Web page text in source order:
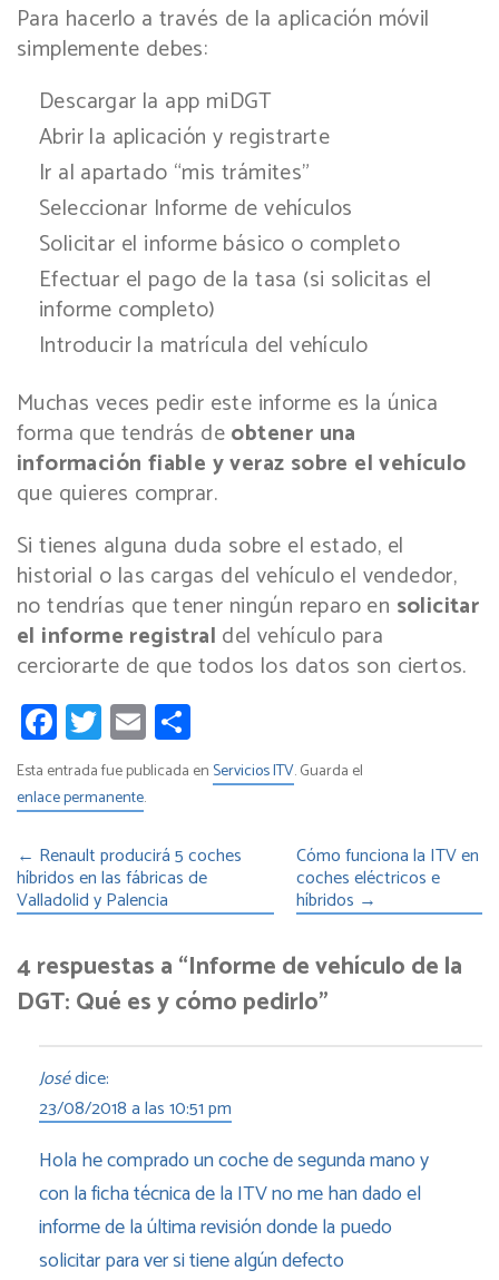
Para hacerlo a través de la aplicación móvil
simplemente debes:
Descargar la app miDGT
Abrir la aplicación y registrarte
Ir al apartado “mis trámites”
Seleccionar Informe de vehículos
Solicitar el informe básico o completo
Efectuar el pago de la tasa (si solicitas el
informe completo)
Introducir la matrícula del vehículo
Muchas veces pedir este informe es la única
forma que tendrás deobtener una
información fiable y veraz sobre el vehículo
que quieres comprar.
Si tienes alguna duda sobre el estado, el
historial o las cargas del vehículo el vendedor,
no tendrías que tener ningún reparo en solicitar
el informe registral del vehículo para
cerciorarte de que todos los datos son ciertos.
Facebook
Twitter
Email
Esta entrada fue publicada enServicios ITV. Guarda el
enlace permanente.
← Renault producirá 5 coches
híbridos en las fábricas de
Valladolid y Palencia
Cómo funciona la ITV en
coches eléctricos e
híbridos →
4 respuestas a “Informe de vehículo de la
DGT: Qué es y cómo pedirlo”
Josédice:
23/08/2018 a las 10:51 pm
Hola he comprado un coche de segunda mano y
con la ficha técnica de la ITV no me han dado el
informe de la última revisión donde la puedo
solicitar para ver si tiene algún defecto